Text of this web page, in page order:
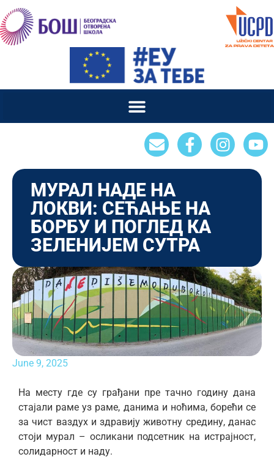
МУРАЛ НАДЕ НА
ЛОКВИ: СЕЋАЊЕ НА
БОРБУ И ПОГЛЕД КА
ЗЕЛЕНИЈЕМ СУТРА
June 9, 2025
На месту где су грађани пре тачно годину дана
стајали раме уз раме, данима и ноћима, борећи се
за чист ваздух и здравију животну средину, данас
стоји мурал – осликани подсетник на истрајност,
солидарност и наду.